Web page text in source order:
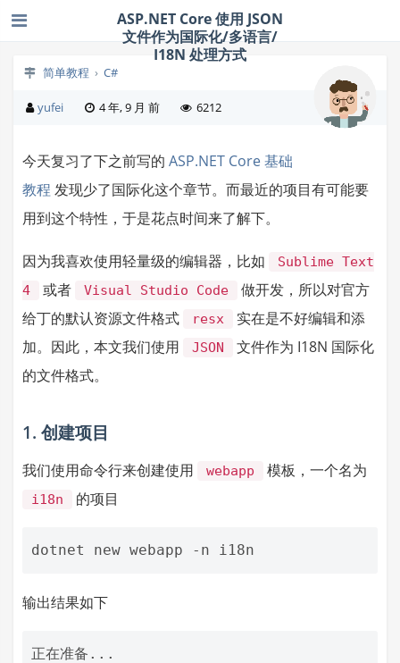
简单教程 › C#
ASP.NET Core 使用 JSON
文件作为国际化/多语言/
I18N 处理方式
yufei 4 年, 9 月 前 6212
今天复习了下之前写的 ASP.NET Core 基础
教程 发现少了国际化这个章节。而最近的项目有可能要
用到这个特性，于是花点时间来了解下。
因为我喜欢使用轻量级的编辑器，比如
Sublime Text
4
或者 Visual Studio Code
做开发，所以对官方
给丁的默认资源文件格式
resx
实在是不好编辑和添
加。因此，本文我们使用
JSON
文件作为 I18N 国际化
的文件格式。
1. 创建项目
我们使用命令行来创建使用 webapp 模板，一个名为
i18n 的项目
输出结果如下
正在准备...